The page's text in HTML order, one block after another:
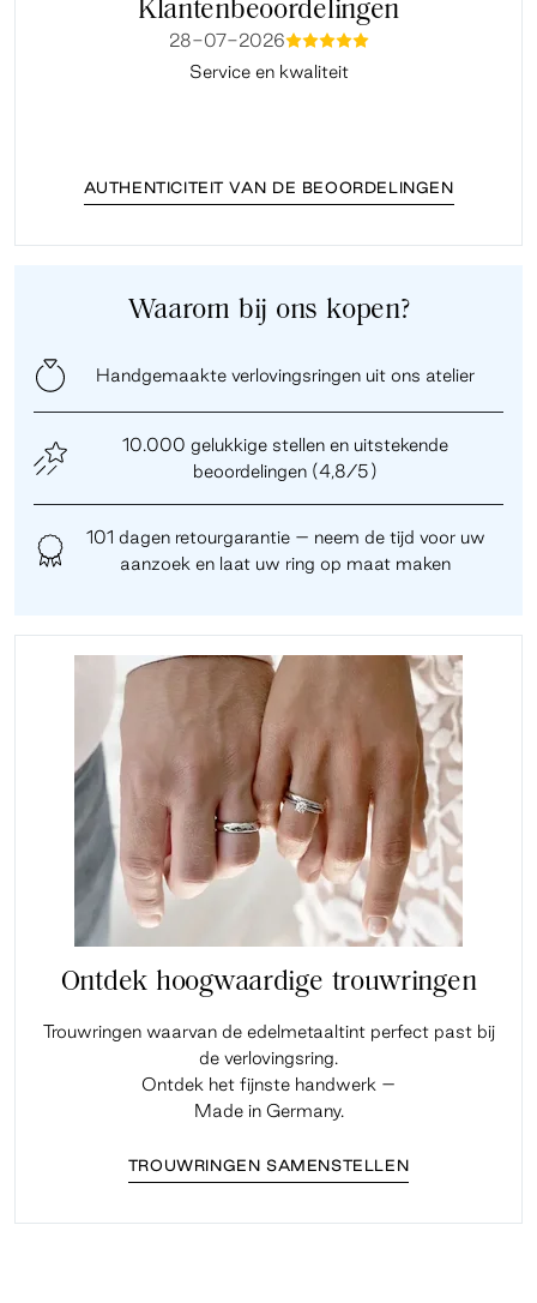
Klantenbeoordelingen
28-07-2026mmmmm
Service en kwaliteit
AUTHENTICITEIT VAN DE BEOORDELINGEN
Waarom bij ons kopen?
Handgemaakte verlovingsringen uit ons atelier
10.000 gelukkige stellen en uitstekende
beoordelingen (4,8/5)
101 dagen retourgarantie – neem de tijd voor uw
aanzoek en laat uw ring op maat maken
Ontdek hoogwaardige trouwringen
Trouwringen waarvan de edelmetaaltint perfect past bij
de verlovingsring.
Ontdek het fijnste handwerk –
Made in Germany.
TROUWRINGEN SAMENSTELLEN